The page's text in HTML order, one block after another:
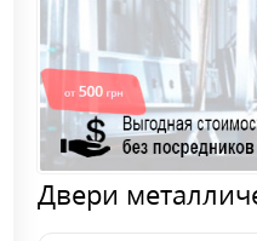
Двери